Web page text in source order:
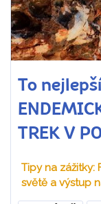
To
TREK V
Tipy na zážitky:
světě a výstup